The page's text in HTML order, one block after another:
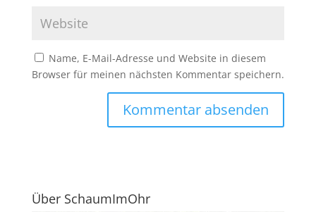
Name, E-Mail-Adresse und Website in diesem
Browser für meinen nächsten Kommentar speichern.
Über SchaumImOhr